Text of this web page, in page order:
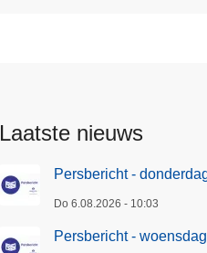
Laatste nieuws
Persbericht -
Do 6.08.2026 - 10:03
Persbericht -